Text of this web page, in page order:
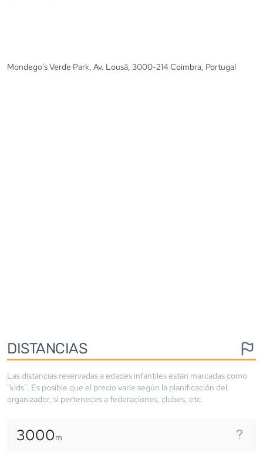
Mondego's Verde Park, Av. Lousã, 3000-214 Coimbra, Portugal
DISTANCIAS
Las distancias reservadas a edades infantiles están marcadas como
"kids". Es posible que el precio varíe según la planificación del
organizador, si perteneces a federaciones, clubes, etc.
3000m